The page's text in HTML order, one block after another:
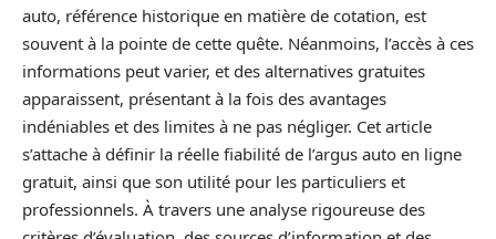
auto, référence historique en matière de cotation, est
souvent à la pointe de cette quête. Néanmoins, l’accès à ces
informations peut varier, et des alternatives gratuites
apparaissent, présentant à la fois des avantages
indéniables et des limites à ne pas négliger. Cet article
s’attache à définir la réelle fiabilité de l’argus auto en ligne
gratuit, ainsi que son utilité pour les particuliers et
professionnels. À travers une analyse rigoureuse des